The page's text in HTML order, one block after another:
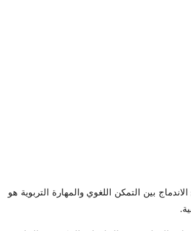
بين التمكن اللغوي والمهارة التربوية هو